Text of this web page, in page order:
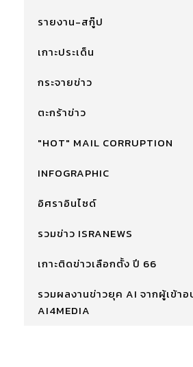
รายงาน-สกู๊ป
เกาะประเด็น
กระจายข่าว
ตะกร้าข่าว
"HOT" MAIL CORRUPTION
INFOGRAPHIC
อิศราอินไซด์
รวมข่าว ISRANEWS
เกาะติดข่าวเลือกตั้ง ปี 66
รวมผลงานข่าวยุค AI จากผู้เข้า
AI4MEDIA